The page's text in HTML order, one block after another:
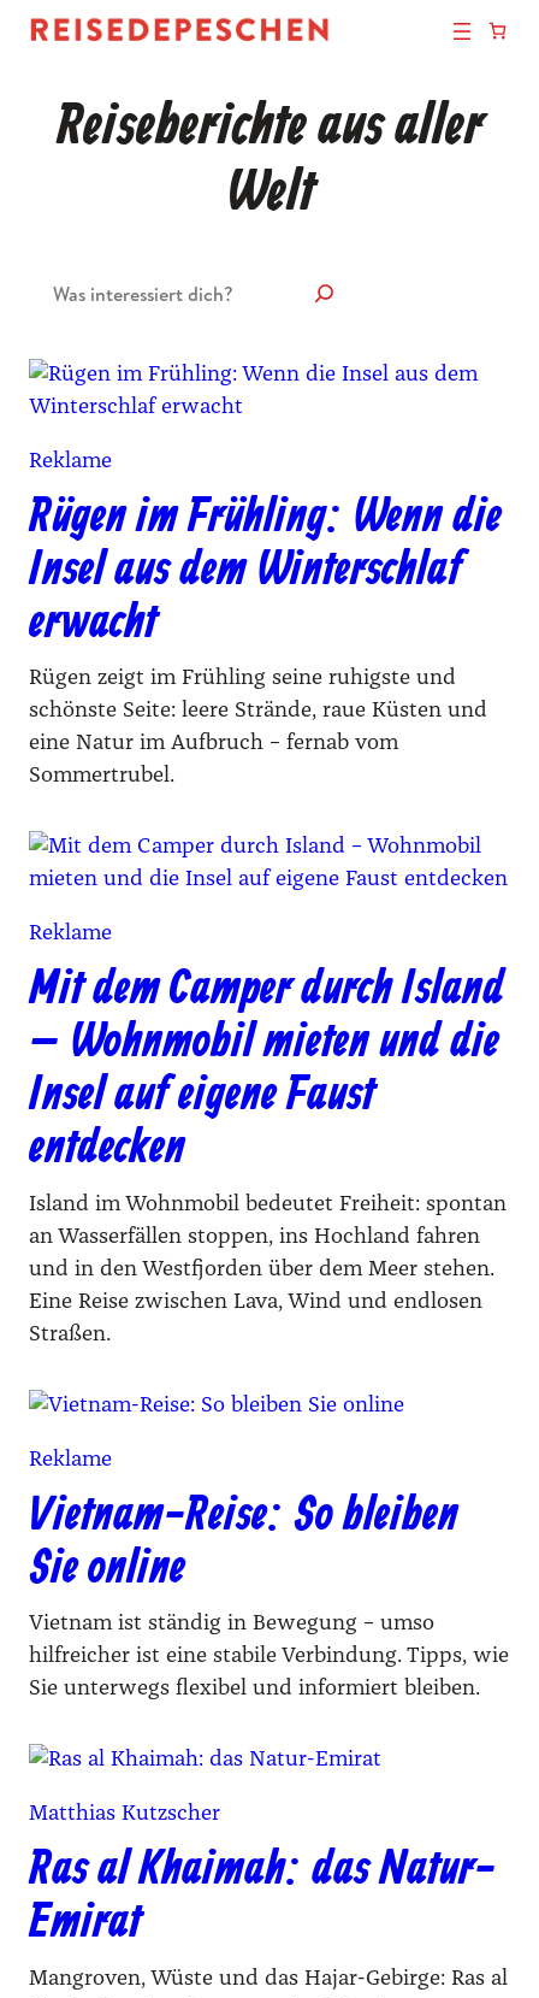
Reiseberichte aus aller
Welt
Reklame
Rügen im Frühling: Wenn die
Insel aus dem Winterschlaf
erwacht
Rügen zeigt im Frühling seine ruhigste und
schönste Seite: leere Strände, raue Küsten und
eine Natur im Aufbruch – fernab vom
Sommertrubel.
Reklame
Mit dem Camper durch Island
– Wohnmobil mieten und die
Insel auf eigene Faust
entdecken
Island im Wohnmobil bedeutet Freiheit: spontan
an Wasserfällen stoppen, ins Hochland fahren
und in den Westfjorden über dem Meer stehen.
Eine Reise zwischen Lava, Wind und endlosen
Straßen.
Reklame
Vietnam-Reise: So bleiben
Sie online
Vietnam ist ständig in Bewegung – umso
hilfreicher ist eine stabile Verbindung. Tipps, wie
Sie unterwegs flexibel und informiert bleiben.
Matthias Kutzscher
Ras al Khaimah: das Natur-
Emirat
Mangroven, Wüste und das Hajar-Gebirge: Ras al